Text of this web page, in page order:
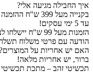
איך החבילה מגיעה אלי?
בקנייה מעל
עד 5 ימי עסקים!
הזמנות מעל 99 ש"ח יישלחו לנקודת איסוף או בדואר רשום ללא עלות!
הודעה עם פרטי משלוח
האם יש אחריות על
ברור, יש אחריות מלאה!